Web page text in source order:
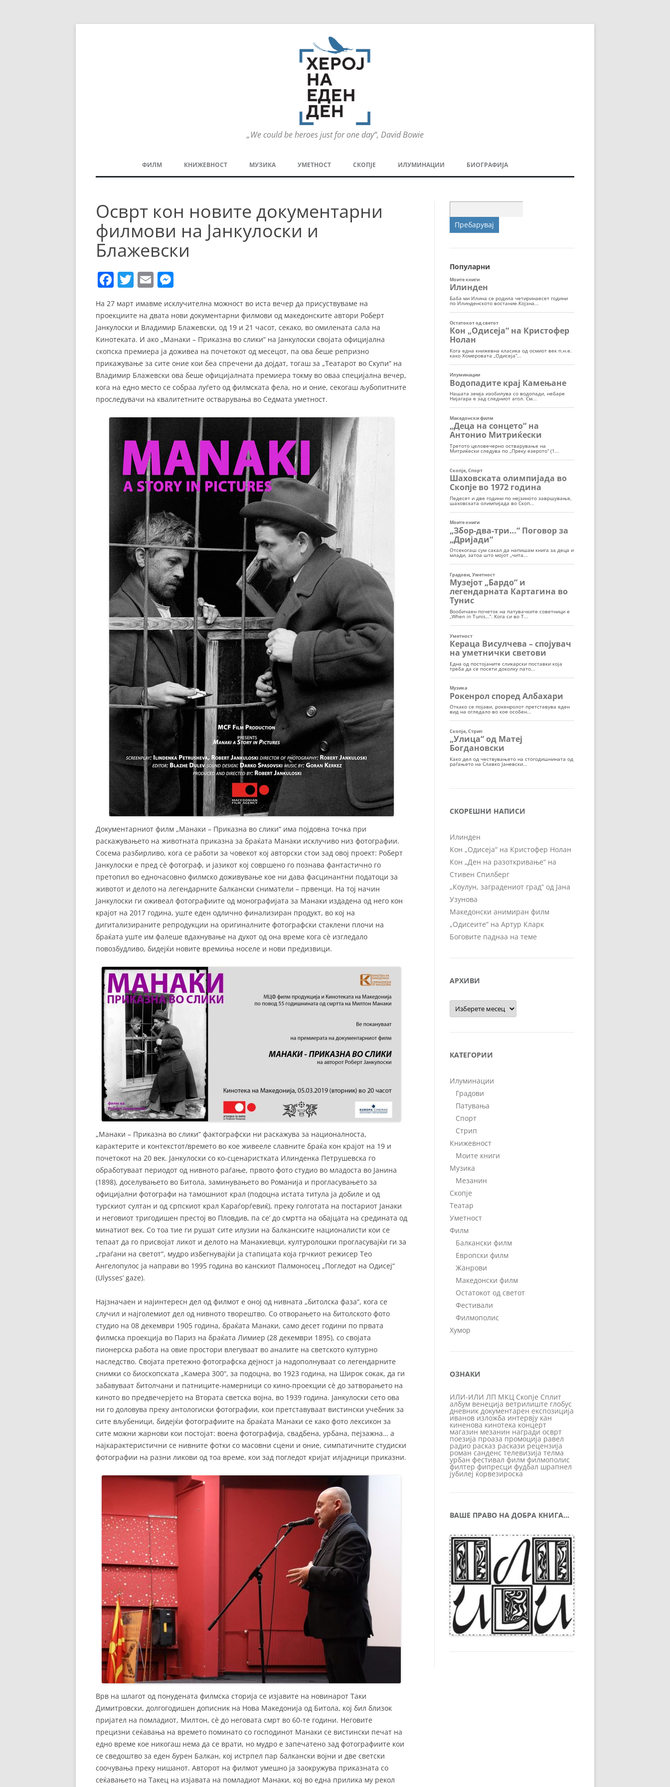
„We could be heroes just for one day“, David Bowie
содржината
ФИЛМ
ЕВРОПСКИ ФИЛМ
ОСТАТОКОТ ОД СВЕТОТ
ФИЛМОПОЛИС
КНИЖЕВНОСТ МУЗИКА УМЕТНОСТ СКОПЈЕ ИЛУМИНАЦИИ
СПОРТ
БИОГРАФИЈА
Осврт кон новите документарни
филмови на Јанкулоски и
Блажевски
F
a
c
e
b
o
o
k
T
itt
er
E
ai
l
ss
e
n
g
er
На 27 март имавме исклучителна можност во иста вечер да присуствуваме на
проекциите на двата нови документарни филмови од македонските автори Роберт
Јанкулоски и Владимир Блажевски, од 19 и 21 часот, секако, во омилената сала на
Кинотеката. И ако „Манаки – Приказна во слики“ на Јанкулоски својата официјална
скопска премиера ја доживеа на почетокот од месецот, па ова беше репризно
прикажување за сите оние кои беа спречени да дојдат, тогаш за „Театарот во Скупи“ на
Владимир Блажевски ова беше официјалната премиера токму во оваа специјална вечер,
кога на едно место се собраа луѓето од филмската фела, но и оние, секогаш љубопитните
проследувачи на квалитетните остварувања во Седмата уметност.
Документарниот филм „Манаки – Приказна во слики“ има појдовна точка при
раскажувањето на животната приказна за браќата Манаки исклучиво низ фотографии.
Сосема разбирливо, кога се работи за човекот кој авторски стои зад овој проект: Роберт
Јанкулоски е пред сè фотограф, и јазикот кој совршено го познава фантастично го
претопил во едночасовно филмско доживување кое ни дава фасцинантни податоци за
животот и делото на легендарните балкански сниматели – првенци. На тој начин
Јанкулоски ги оживеал фотографиите од монографијата за Манаки издадена од него кон
крајот на 2017 година, уште еден одлично финализиран продукт, во кој на
дигитализираните репродукции на оригиналните фотографски стаклени плочи на
браќата уште им фалеше вдахнување на духот од она време кога сè изгледало
повозбудливо, бидејќи новите времиња носеле и нови предизвици.
„Манаки – Приказна во слики“ фактографски ни раскажува за националноста,
карактерите и контекстот/времето во кое живееле славните браќа кон крајот на 19 и
почетокот на 20 век. Јанкулоски со ко-сценаристката Илинденка Петрушевска го
обработуваат периодот од нивното раѓање, првото фото студио во младоста во Јанина
(1898), доселувањето во Битола, заминувањето во Романија и прогласувањето за
официјални фотографи на тамошниот крал (подоцна истата титула ја добиле и од
турскиот султан и од српскиот крал Караѓорѓевиќ), преку голготата на постариот Јанаки
и неговиот тригодишен престој во Пловдив, па се’ до смртта на обајцата на средината од
минатиот век. Со тоа тие ги рушат сите илузии на балканските националисти кои се
тепаат да го присвојат ликот и делото на Манакиевци, културолошки прогласувајќи ги за
„граѓани на светот“, мудро избегнувајќи ја стапицата која грчкиот режисер Тео
Ангелопулос ја направи во 1995 година во канскиот Палмоносец „Погледот на Одисеј“
(Ulysses’ gaze).
Најзначаен и најинтересн дел од филмот е оној од нивната „битолска фаза“, кога се
случил и најголемиот дел од нивното творештво. Со отворањето на битолското фото
студио на 08 декември 1905 година, браќата Манаки, само десет години по првата
филмска проекција во Париз на браќата Лимиер (28 декември 1895), со својата
пионерска работа на овие простори влегуваат во аналите на светското културно
наследство. Својата претежно фотографска дејност ја надополнуваат со легендарните
снимки со биоскопската „Камера 300“, за подоцна, во 1923 година, на Широк сокак, да ги
забавуваат битолчани и патниците-намерници со кино-проекции сè до затворањето на
киното во предвечерјето на Втората светска војна, во 1939 година. Јанкулоски сето ова
ни го доловува преку антологиски фотографии, кои претставуваат вистински учебник за
сите вљубеници, бидејќи фотографиите на браќата Манаки се како фото лексикон за
сите можни жарнови кои постојат: воена фотографија, свадбена, урбана, пејзажна… а
најкарактеристични се нивните фотки со масовни сцени и оние, симпатичните студиски
фотографии на разни ликови од тоа време, кои зад погледот кријат илјадници приказни.
Врв на шлагот од понудената филмска сторија се изјавите на новинарот Таки
Димитровски, долгогодишен дописник на Нова Македонија од Битола, кој бил близок
пријател на помладиот, Милтон, сè до неговата смрт во 60-те години. Неговите
прецизни сеќавања на времето поминато со господинот Манаки се вистински печат на
едно време кое никогаш нема да се врати, но мудро е запечатено зад фотографиите кои
се сведоштво за еден бурен Балкан, кој истрпел пар балкански војни и две светски
соочувања преку нишанот. Авторот на филмот умешно ја заокружува приказната со
сеќавањето на Такец на изјавата на помладиот Манаки, кој во една прилика му рекол
за:
Популарни
СКОРЕШНИ НАПИСИ
Илинден
Кон „Одисеја“ на Кристофер Нолан
Кон „Ден на разоткривање“ на
Стивен Спилберг
„Коулун, заградениот град“ од Јана
Узунова
Македонски анимиран филм
„Одисеите“ на Артур Кларк
Боговите паднаа на теме
АРХИВИ
Архиви
КАТЕГОРИИ
Илуминации
Градови
Патувања
Спорт
Стрип
Книжевност
Моите книги
Музика
Мезанин
Скопје
Театар
Уметност
Филм
Балкански филм
Европски филм
Жанрови
Македонски филм
Остатокот од светот
Фестивали
Филмополис
Хумор
ОЗНАКИ
ИЛИ-ИЛИ ЛП МКЦ Скопје Сплит
албум венеција ветрилиште глобус
дневник документарен експозиција
иванов изложба интервју кан
киненова кинотека концерт
магазин мезанин награди осврт
поезија проаза промоција равел
радио расказ раскази рецензија
роман санденс телевизија телма
урбан фестивал филм филмополис
филтер фипресци фудбал шрапнел
јубилеј ќорвезироска
ВАШЕ ПРАВО НА ДОБРА КНИГА…